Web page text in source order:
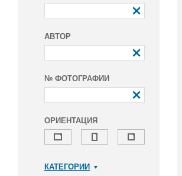
АВТОР
№ ФОТОГРАФИИ
ОРИЕНТАЦИЯ
КАТЕГОРИИ